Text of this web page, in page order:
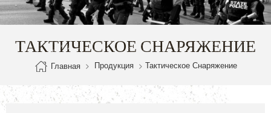
ТАКТИЧЕСКОЕ СНАРЯЖЕНИЕ
Главная Продукция Тактическое Снаряжение